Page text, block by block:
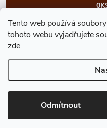
Tento web používá
tohoto webu vyjadřujete
zde
Odmítnout
0
Heureka.cz Facebook
GastroKlub.cz